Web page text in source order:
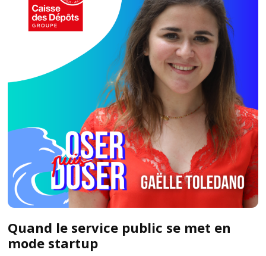
Quand le service public se met en
mode startup